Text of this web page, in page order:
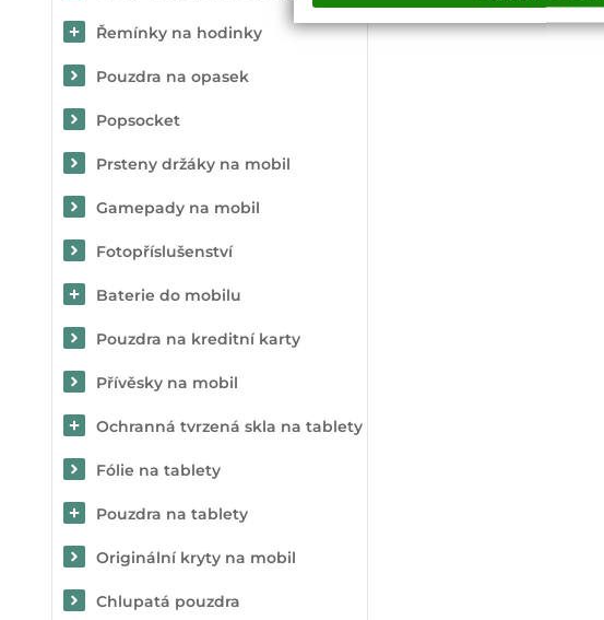
Řemínky na hodinky
Pouzdra na opasek
Popsocket
Prsteny držáky na mobil
Gamepady na mobil
Fotopříslušenství
Baterie do mobilu
Pouzdra na kreditní karty
Přívěsky na mobil
Ochranná tvrzená skla na tablety
Fólie na tablety
Pouzdra na tablety
Originální kryty na mobil
Chlupatá pouzdra